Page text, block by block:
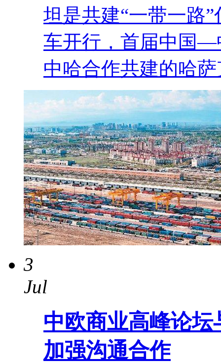
坦是共建“一带一路
车开行，首届中国
中哈合作共建的哈
3
Jul
中欧商业高峰论
加强沟通合作